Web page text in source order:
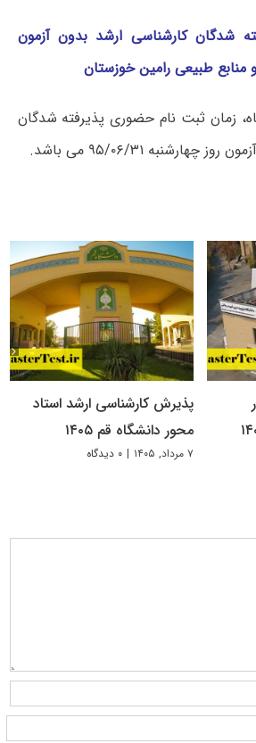
شدگان کارشناسی ارشد بدون آزمون
زمان ثبت نام حضوری پذیرفته شدگان
۹۵/۰۶/۳۱ می باشد.
پذیرش کارشناسی ارشد استاد
محور دانشگاه قم ۱۴۰۵
۷ مرداد, ۱۴۰۵ | ۰ دیدگاه